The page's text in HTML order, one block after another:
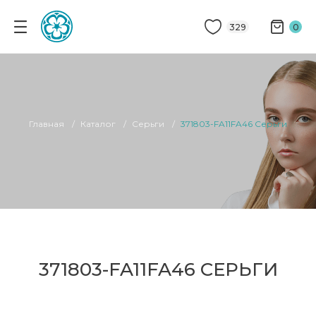
329 0
Главная Каталог Серьги 371803-FA11FA46 Серьги
371803-FA11FA46 СЕРЬГИ